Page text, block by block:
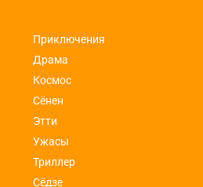
Приключения
Драма
Космос
Сёнен
Этти
Ужасы
Триллер
Сёдзе